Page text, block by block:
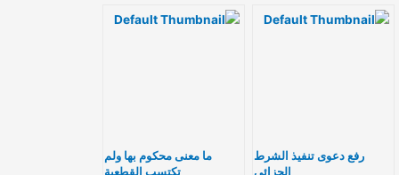
رفع دعوى تنفيذ الشرط
الجزائي
ما معنى محكوم بها ولم
تكتسب القطعية